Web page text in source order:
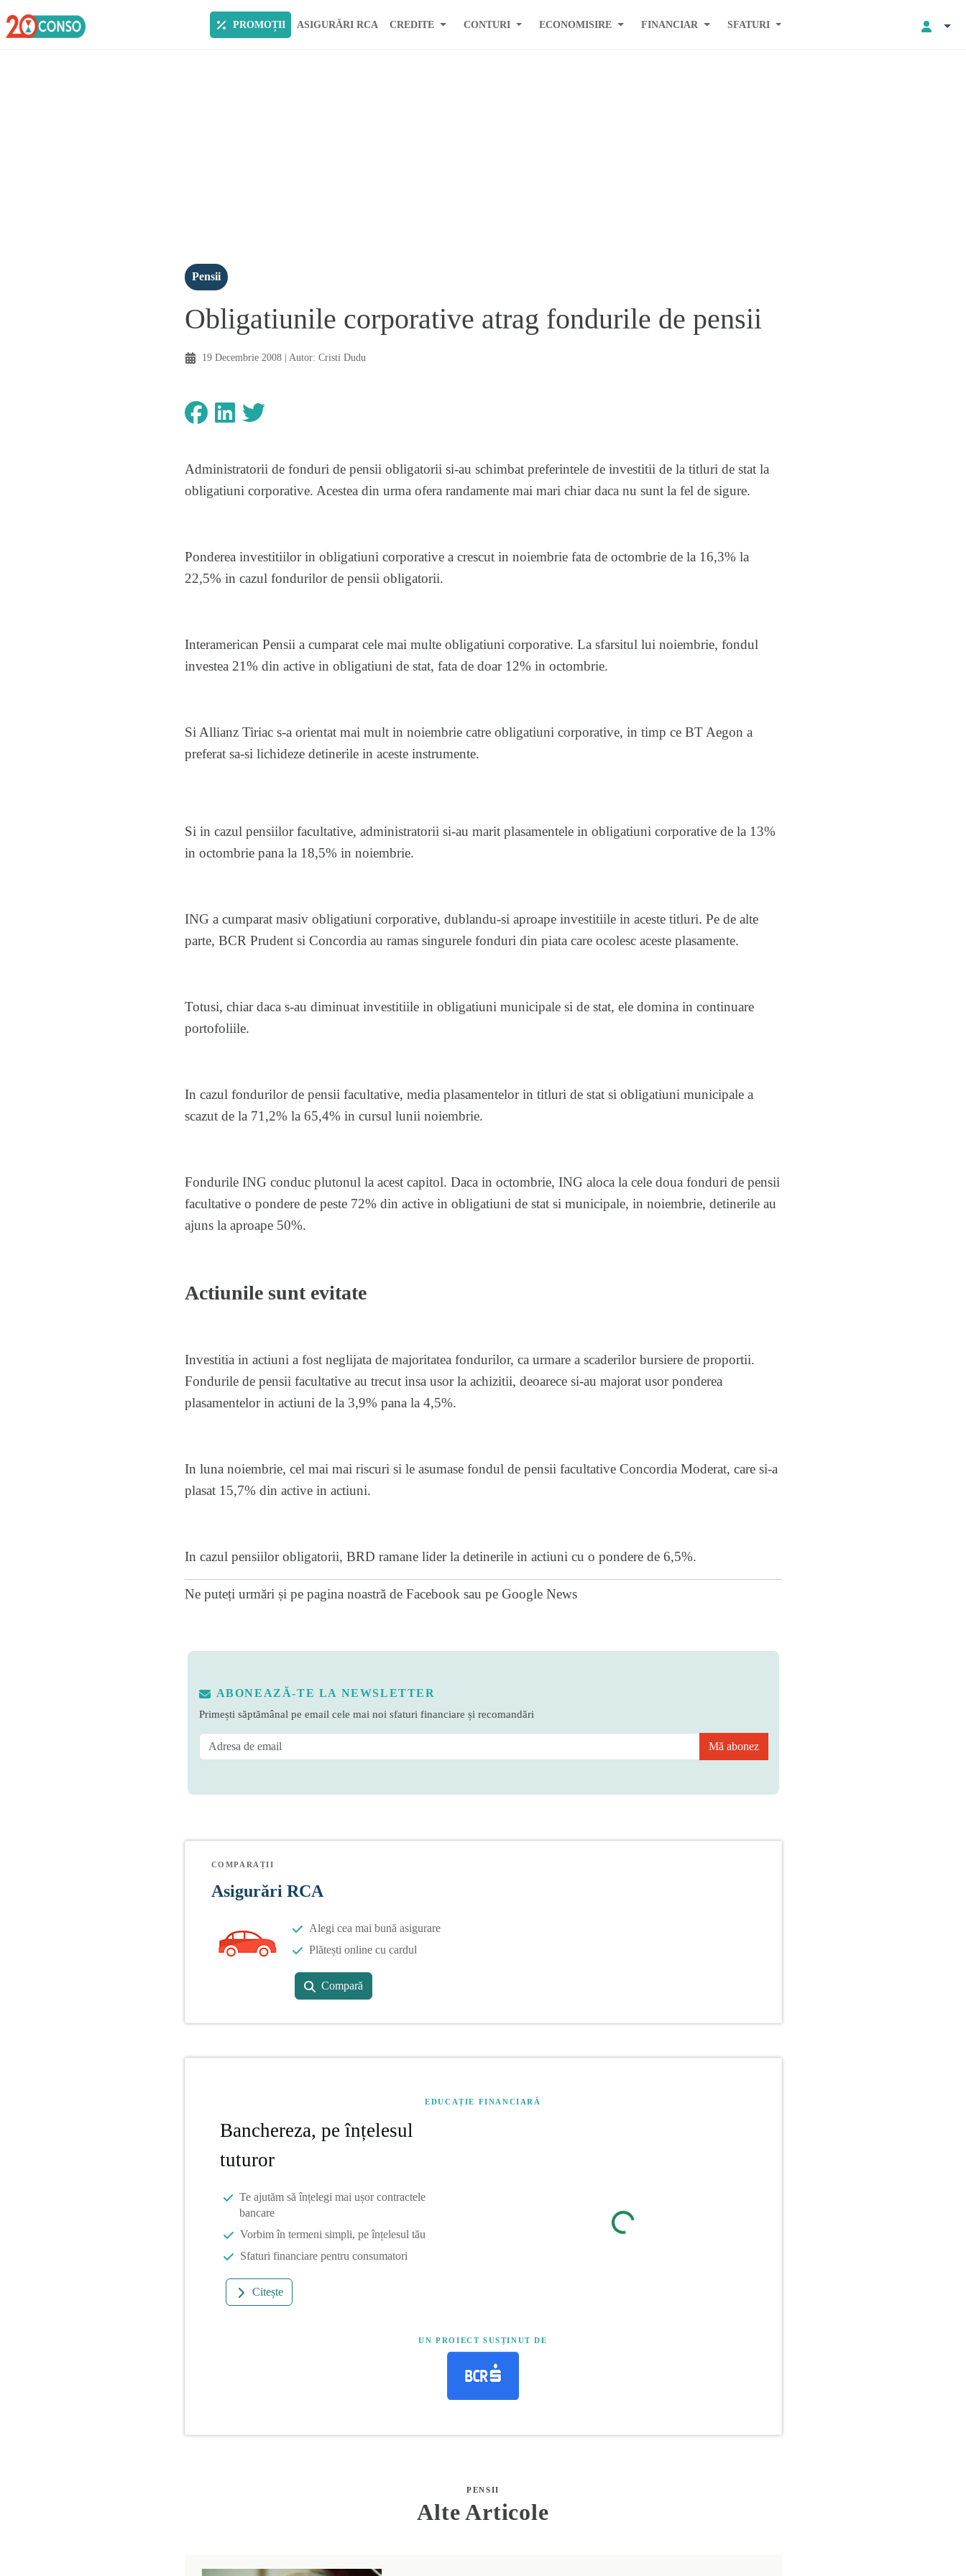
PROMOȚII ASIGURĂRI RCA CREDITE CONTURI ECONOMISIRE FINANCIAR SFATURI
Pensii
Obligatiunile corporative atrag fondurile de pensii
19 Decembrie 2008| Autor: Cristi Dudu
Administratorii de fonduri de pensii obligatorii si-au schimbat preferintele de investitii de la titluri de stat la
obligatiuni corporative. Acestea din urma ofera randamente mai mari chiar daca nu sunt la fel de sigure.
Ponderea investitiilor in obligatiuni corporative a crescut in noiembrie fata de octombrie de la 16,3% la
22,5% in cazul fondurilor de pensii obligatorii.
Interamerican Pensii a cumparat cele mai multe obligatiuni corporative. La sfarsitul lui noiembrie, fondul
investea 21% din active in obligatiuni de stat, fata de doar 12% in octombrie.
Si Allianz Tiriac s-a orientat mai mult in noiembrie catre obligatiuni corporative, in timp ce BT Aegon a
preferat sa-si lichideze detinerile in aceste instrumente.
Si in cazul pensiilor facultative, administratorii si-au marit plasamentele in obligatiuni corporative de la 13%
in octombrie pana la 18,5% in noiembrie.
ING a cumparat masiv obligatiuni corporative, dublandu-si aproape investitiile in aceste titluri. Pe de alte
parte, BCR Prudent si Concordia au ramas singurele fonduri din piata care ocolesc aceste plasamente.
Totusi, chiar daca s-au diminuat investitiile in obligatiuni municipale si de stat, ele domina in continuare
portofoliile.
In cazul fondurilor de pensii facultative, media plasamentelor in titluri de stat si obligatiuni municipale a
scazut de la 71,2% la 65,4% in cursul lunii noiembrie.
Fondurile ING conduc plutonul la acest capitol. Daca in octombrie, ING aloca la cele doua fonduri de pensii
facultative o pondere de peste 72% din active in obligatiuni de stat si municipale, in noiembrie, detinerile au
ajuns la aproape 50%.
Actiunile sunt evitate
Investitia in actiuni a fost neglijata de majoritatea fondurilor, ca urmare a scaderilor bursiere de proportii.
Fondurile de pensii facultative au trecut insa usor la achizitii, deoarece si-au majorat usor ponderea
plasamentelor in actiuni de la 3,9% pana la 4,5%.
In luna noiembrie, cel mai mai riscuri si le asumase fondul de pensii facultative Concordia Moderat, care si-a
plasat 15,7% din active in actiuni.
In cazul pensiilor obligatorii, BRD ramane lider la detinerile in actiuni cu o pondere de 6,5%.
Ne puteți urmări și pe pagina noastră de Facebook sau pe Google News
ABONEAZĂ-TE LA NEWSLETTER
Primești săptămânal pe email cele mai noi sfaturi financiare și recomandări
Mă abonez
COMPARAȚII
Asigurări RCA
Alegi cea mai bună asigurare
Plătești online cu cardul
Compară
EDUCAȚIE FINANCIARĂ
Banchereza, pe înțelesul
tuturor
Te ajutăm să înțelegi mai ușor contractele
bancare
Vorbim în termeni simpli, pe înțelesul tău
Sfaturi financiare pentru consumatori
Citește
UN PROIECT SUSȚINUT DE
PENSII
Alte Articole